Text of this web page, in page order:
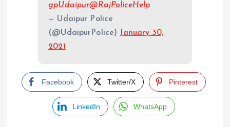
gpUdaipur@RajPoliceHelp
— Udaipur Police
(@UdaipurPolice) January 30,
2021
Facebook Twitter/X Pinterest
LinkedIn WhatsApp